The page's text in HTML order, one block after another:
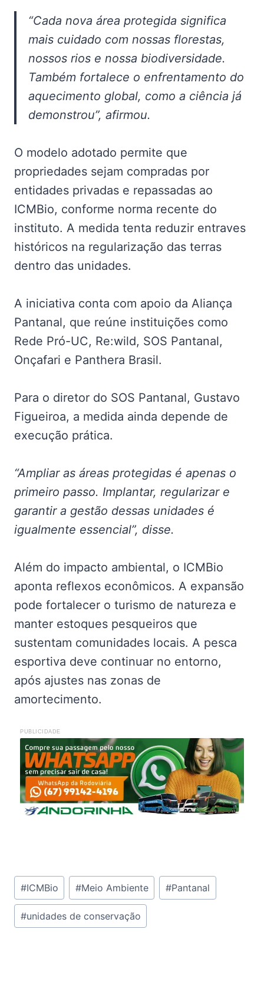
“Cada nova área protegida significa
mais cuidado com nossas florestas,
nossos rios e nossa biodiversidade.
Também fortalece o enfrentamento do
aquecimento global, como a ciência já
demonstrou”, afirmou.
O modelo adotado permite que
propriedades sejam compradas por
entidades privadas e repassadas ao
ICMBio, conforme norma recente do
instituto. A medida tenta reduzir entraves
históricos na regularização das terras
dentro das unidades.
A iniciativa conta com apoio da Aliança
Pantanal, que reúne instituições como
Rede Pró-UC, Re:wild, SOS Pantanal,
Onçafari e Panthera Brasil.
Para o diretor do SOS Pantanal, Gustavo
Figueiroa, a medida ainda depende de
execução prática.
“Ampliar as áreas protegidas é apenas o
primeiro passo. Implantar, regularizar e
garantir a gestão dessas unidades é
igualmente essencial”, disse.
Além do impacto ambiental, o ICMBio
aponta reflexos econômicos. A expansão
pode fortalecer o turismo de natureza e
manter estoques pesqueiros que
sustentam comunidades locais. A pesca
esportiva deve continuar no entorno,
após ajustes nas zonas de
amortecimento.
PUBLICIDADE
Tags
do
Post:
#ICMBio #Meio Ambiente #Pantanal
#unidades de conservação